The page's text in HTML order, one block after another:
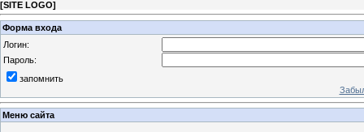
[SITE LOGO]
Форма входа
Логин:
Пароль:
запомнить
Меню сайта